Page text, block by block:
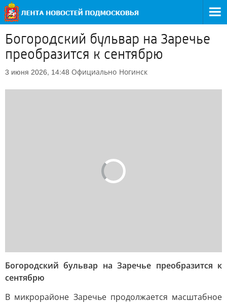
Богородский бульвар на Заречье
преобразится к сентябрю
3 июня 2026, 14:48 Официально Ногинск
Богородский бульвар на Заречье преобразится к
сентябрю
В микрорайоне Заречье продолжается масштабное